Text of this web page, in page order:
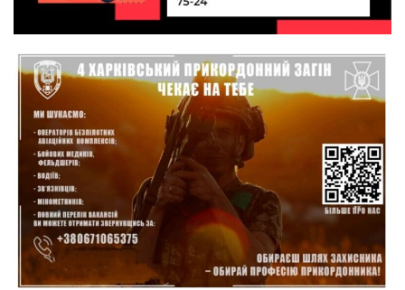
20:34
17 лип
Кохання попри все: як українці створюють сім’ї
13:52
15 лип
І волейбол, і хімія на “відмінно”: неймовірна
історія успіху випускниці з Краснопілля
Анастасії Гонтар
13:27
15 лип
НБУ вводить нову банкноту 2 000 грн із
портретом легендарного українця: що
зміниться для наших гаманців
13:22
Гаманець у шоці: які продукти в Україні різко
подешевшали, а за що доведеться платити
більше?